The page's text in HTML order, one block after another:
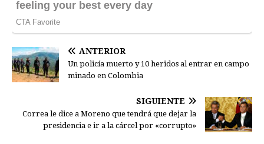
ANTERIOR
Un policía muerto y 10 heridos al entrar en campo
minado en Colombia
SIGUIENTE
Correa le dice a Moreno que tendrá que dejar la
presidencia e ir a la cárcel por «corrupto»